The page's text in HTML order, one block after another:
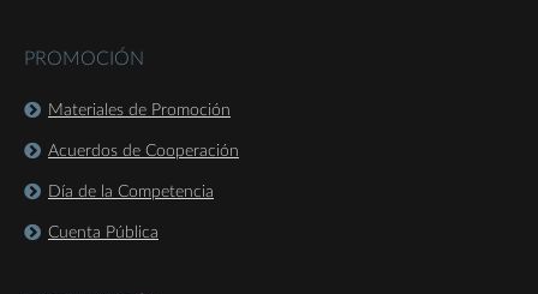
PROMOCIÓN
Materiales de Promoción
Acuerdos de Cooperación
Día de la Competencia
Cuenta Pública